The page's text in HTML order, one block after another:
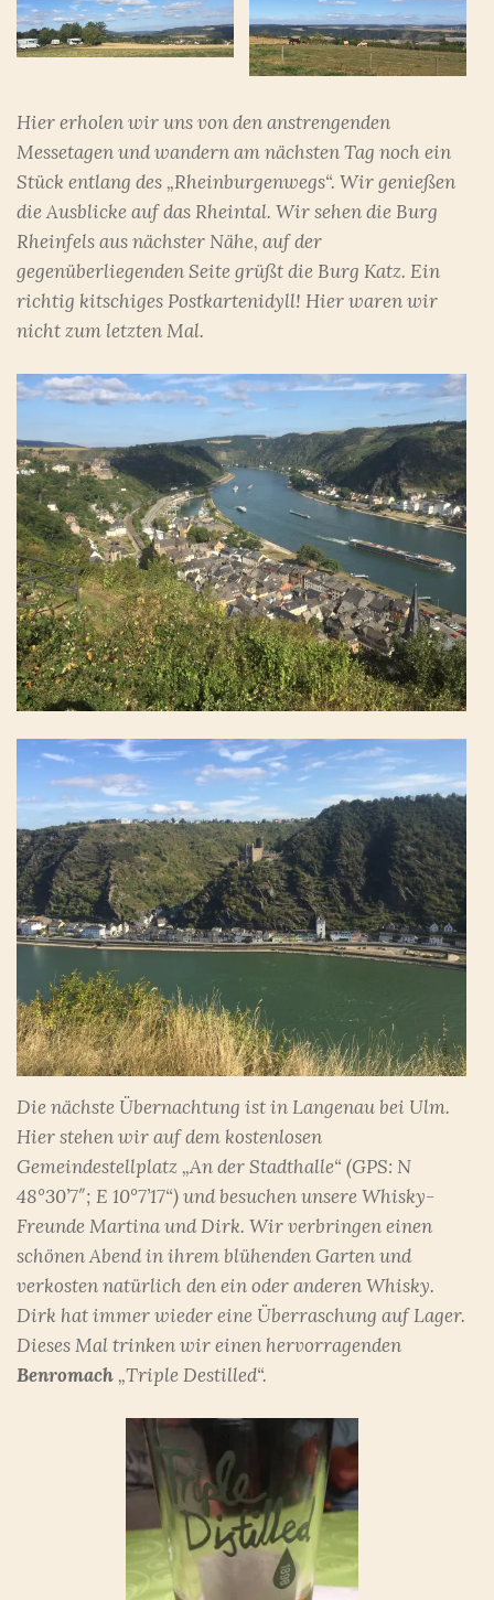
Hier erholen wir uns von den anstrengenden
Messetagen und wandern am nächsten Tag noch ein
Stück entlang des „Rheinburgenwegs“. Wir genießen
die Ausblicke auf das Rheintal. Wir sehen die Burg
Rheinfels aus nächster Nähe, auf der
gegenüberliegenden Seite grüßt die Burg Katz. Ein
richtig kitschiges Postkartenidyll! Hier waren wir
nicht zum letzten Mal.
Die nächste Übernachtung ist in Langenau bei Ulm.
Hier stehen wir auf dem kostenlosen
Gemeindestellplatz „An der Stadthalle“ (GPS: N
48°30’7″; E 10°7’17“) und besuchen unsere Whisky-
Freunde Martina und Dirk. Wir verbringen einen
schönen Abend in ihrem blühenden Garten und
verkosten natürlich den ein oder anderen Whisky.
Dirk hat immer wieder eine Überraschung auf Lager.
Dieses Mal trinken wir einen hervorragenden
Benromach „Triple Destilled“.